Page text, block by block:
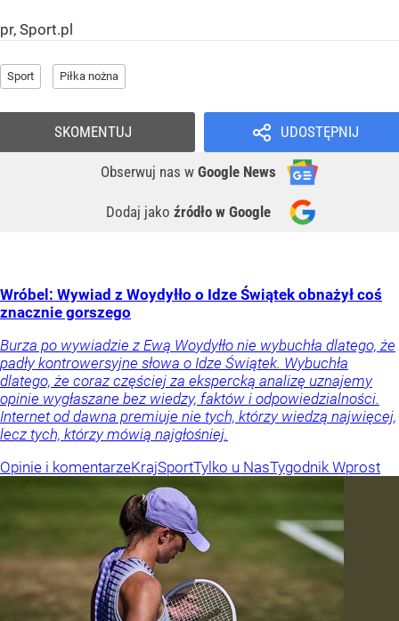
pr, Sport.pl
Sport Piłka nożna
UDOSTĘPNIJ
Obserwuj nas w Google News
Dodaj jako źródło w Google
SKOMENTUJ
Wróbel: Wywiad z Woydyłło o Idze Świątek obnażył coś
znacznie gorszego
Burza po wywiadzie z Ewą Woydyłło nie wybuchła dlatego, że
padły kontrowersyjne słowa o Idze Świątek. Wybuchła
dlatego, że coraz częściej za ekspercką analizę uznajemy
opinie wygłaszane bez wiedzy, faktów i odpowiedzialności.
Internet od dawna premiuje nie tych, którzy wiedzą najwięcej,
lecz tych, którzy mówią najgłośniej.
Opinie i komentarzeKrajSportTylko u NasTygodnik Wprost